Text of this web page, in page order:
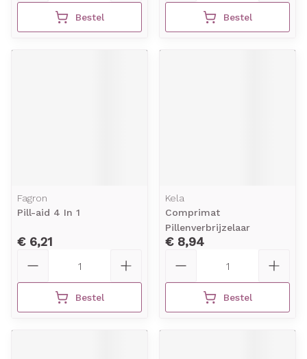
Bestel Bestel
Fagron
Pill-aid 4 In 1
€ 6,21
Bestel
Kela
Comprimat
Pillenverbrijzelaar
€ 8,94
Bestel